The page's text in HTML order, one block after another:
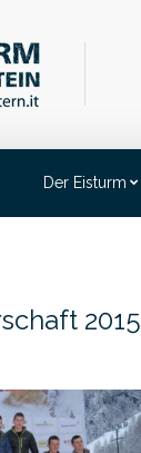
Der Eisturm
2015